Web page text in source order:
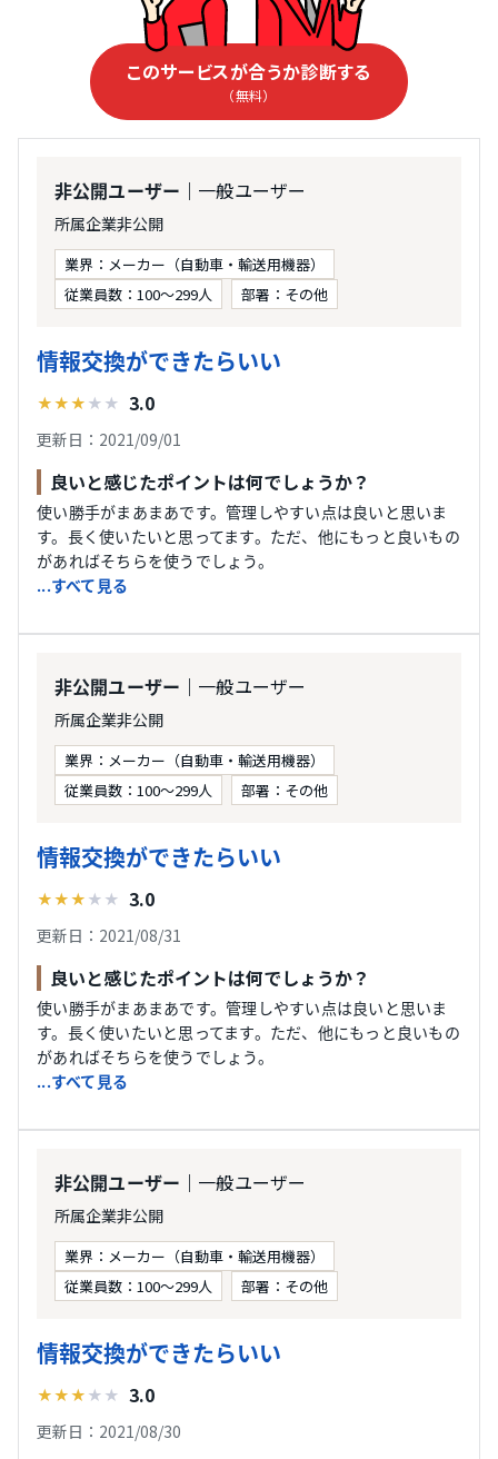
このサービスが合うか診断する
（無料）
非公開ユーザー ｜一般ユーザー
所属企業非公開
業界：メーカー（自動車・輸送用機器）
従業員数：100〜299人
部署：その他
情報交換ができたらいい
★★★ ★ ★ 3.0
更新日：2021/09/01
良いと感じたポイントは何でしょうか？
使い勝手がまあまあです。管理しやすい点は良いと思いま
す。長く使いたいと思ってます。ただ、他にもっと良いもの
があればそちらを使うでしょう。
...すべて見る
非公開ユーザー ｜一般ユーザー
所属企業非公開
業界：メーカー（自動車・輸送用機器）
従業員数：100〜299人
部署：その他
情報交換ができたらいい
★★★ ★ ★ 3.0
更新日：2021/08/31
良いと感じたポイントは何でしょうか？
使い勝手がまあまあです。管理しやすい点は良いと思いま
す。長く使いたいと思ってます。ただ、他にもっと良いもの
があればそちらを使うでしょう。
...すべて見る
非公開ユーザー ｜一般ユーザー
所属企業非公開
業界：メーカー（自動車・輸送用機器）
従業員数：100〜299人
部署：その他
情報交換ができたらいい
★★★ ★ ★ 3.0
更新日：2021/08/30